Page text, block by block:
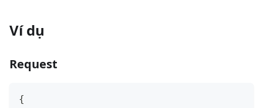
Ví dụ
Request
{